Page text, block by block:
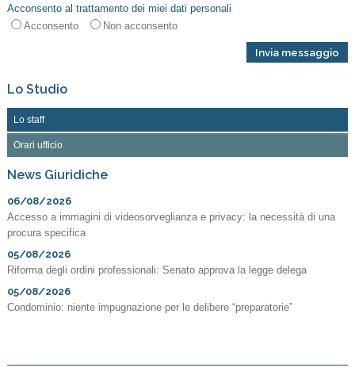
Acconsento al trattamento dei miei dati personali
Acconsento
Non acconsento
Lo Studio
Lo staff
Orari ufficio
News Giuridiche
06/08/2026
Accesso a immagini di videosorveglianza e privacy: la necessità di una
procura specifica
05/08/2026
Riforma degli ordini professionali: Senato approva la legge delega
05/08/2026
Condominio: niente impugnazione per le delibere “preparatorie”